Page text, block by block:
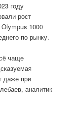
году
рост
1000
по рынку.
чаще
даже при
аналитик